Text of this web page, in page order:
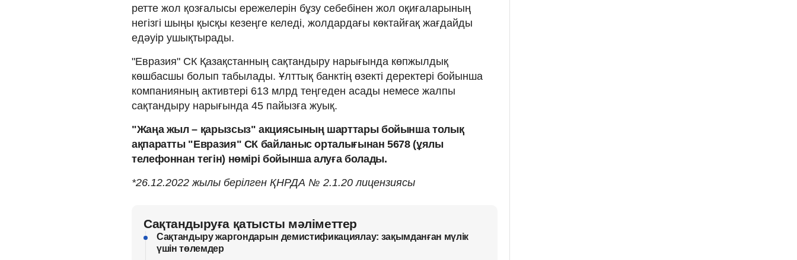
ретте жол қозғалысы ережелерін бұзу себебінен жол оқиғаларының
негізгі шыңы қысқы кезеңге келеді, жолдардағы көктайғақ жағдайды
едәуір ушықтырады.
"Евразия" СК Қазақстанның сақтандыру нарығында көпжылдық
көшбасшы болып табылады. Ұлттық банктің өзекті деректері бойынша
компанияның активтері 613 млрд теңгеден асады немесе жалпы
сақтандыру нарығында 45 пайызға жуық.
"Жаңа жыл – қарызсыз" акциясының шарттары бойынша толық
ақпаратты "Евразия" СК байланыс орталығынан 5678 (ұялы
телефоннан тегін) нөмірі бойынша алуға болады.
*26.12.2022 жылы берілген ҚНРДА № 2.1.20 лицензиясы
Сақтандыруға қатысты мәліметтер
Сақтандыру жаргондарын демистификациялау: зақымданған мүлік
үшін төлемдер